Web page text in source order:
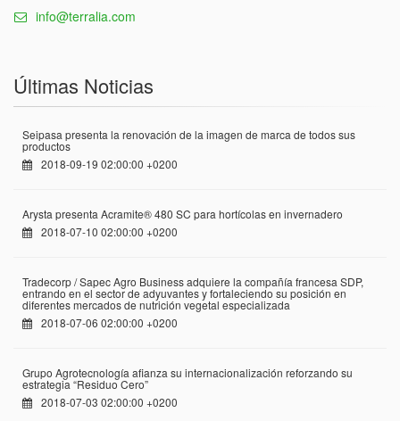
info@terralia.com
Últimas Noticias
Seipasa presenta la renovación de la imagen de marca de todos sus
productos
2018-09-19 02:00:00 +0200
Arysta presenta Acramite® 480 SC para hortícolas en invernadero
2018-07-10 02:00:00 +0200
Tradecorp / Sapec Agro Business adquiere la compañía francesa SDP,
entrando en el sector de adyuvantes y fortaleciendo su posición en
diferentes mercados de nutrición vegetal especializada
2018-07-06 02:00:00 +0200
Grupo Agrotecnología afianza su internacionalización reforzando su
estrategia “Residuo Cero”
2018-07-03 02:00:00 +0200